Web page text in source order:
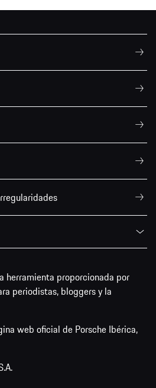
herramienta proporcionada por
periodistas, bloggers y la
web oficial de Porsche Ibérica,